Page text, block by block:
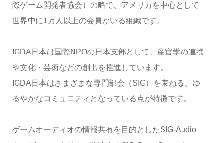
際ゲーム開発者協会）の略で、アメリカを中心として
世界中に1万人以上の会員がいる組織です。
IGDA日本は国際NPOの日本支部として、産官学の連携
や文化・芸術などの創出を推進しています。
IGDA日本はさまざまな専門部会（SIG）を束ねる、ゆ
るやかなコミュニティとなっている点が特徴です。
ゲームオーディオの情報共有を目的としたSIG-Audio